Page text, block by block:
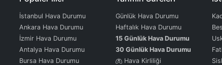
İstanbul Hava Durumu
Ankara Hava Durumu
İzmir Hava Durumu
Antalya Hava Durumu
Bursa Hava Durumu
Günlük Hava Durumu
Haftalık Hava Durumu
15 Günlük Hava Durumu
30 Günlük Hava Durumu
Hava Kirliliği